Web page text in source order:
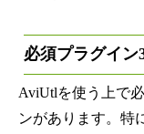
必須プラグイン
AviUtlを使う上で
ンがあります。特